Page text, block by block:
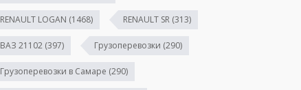
RENAULT LOGAN (1468) RENAULT SR(313)
ВАЗ 21102(397) Грузоперевозки (290)
Грузоперевозки в Самаре (290)